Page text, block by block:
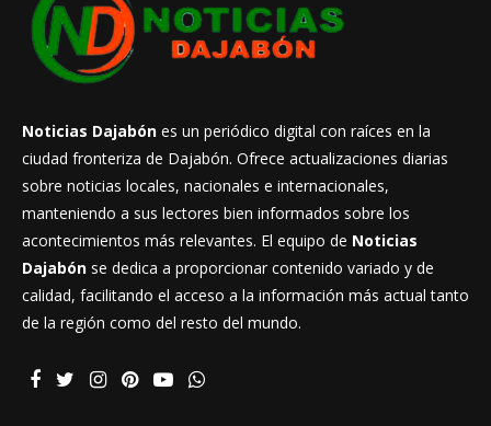
Noticias Dajabón es un periódico digital con raíces en la
ciudad fronteriza de Dajabón. Ofrece actualizaciones diarias
sobre noticias locales, nacionales e internacionales,
manteniendo a sus lectores bien informados sobre los
acontecimientos más relevantes. El equipo de Noticias
Dajabón se dedica a proporcionar contenido variado y de
calidad, facilitando el acceso a la información más actual tanto
de la región como del resto del mundo.